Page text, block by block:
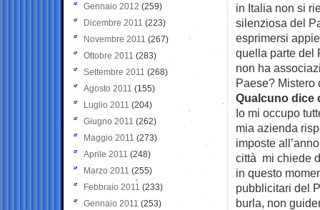
in Italia non si
silenziosa del
esprimersi
quella parte del
non ha
Paese? Mistero
Qualcuno dice
Io mi occupo
mia azienda
imposte
città mi chiede
in questo
pubblicitari del
burla, non
Gennaio 2012 (259)
Dicembre 2011 (223)
Novembre 2011 (267)
Ottobre 2011 (283)
Settembre 2011 (268)
Agosto 2011 (155)
Luglio 2011 (204)
Giugno 2011 (262)
Maggio 2011 (273)
Aprile 2011 (248)
Marzo 2011 (255)
Febbraio 2011 (233)
Gennaio 2011 (253)